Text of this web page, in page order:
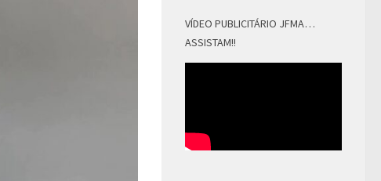
VÍDEO PUBLICITÁRIO JFMA…
ASSISTAM!!